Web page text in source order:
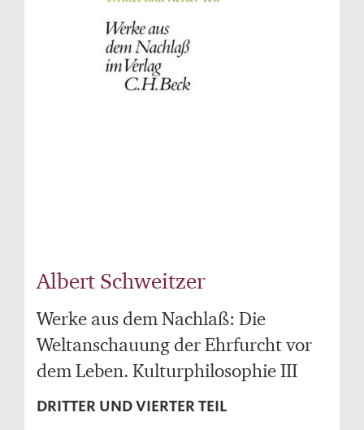
Albert Schweitzer
Werke aus dem Nachlaß: Die
Weltanschauung der Ehrfurcht vor
dem Leben. Kulturphilosophie III
DRITTER UND VIERTER TEIL